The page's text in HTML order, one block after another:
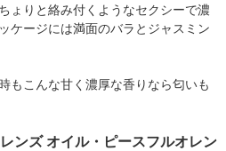
ょりと絡み付くようなセクシーで濃
ケージには満面のバラとジャスミン
もこんな甘く濃厚な香りなら匂いも
ンズ オイル・ピースフルオレン